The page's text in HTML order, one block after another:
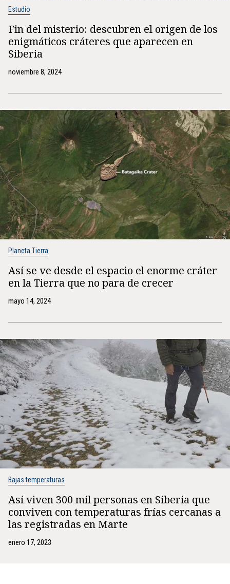
Estudio
Fin del misterio: descubren el origen de los
enigmáticos cráteres que aparecen en
Siberia
noviembre 8, 2024
Planeta Tierra
Así se ve desde el espacio el enorme cráter
en la Tierra que no para de crecer
mayo 14, 2024
Bajas temperaturas
Así viven 300 mil personas en Siberia que
conviven con temperaturas frías cercanas a
las registradas en Marte
enero 17, 2023